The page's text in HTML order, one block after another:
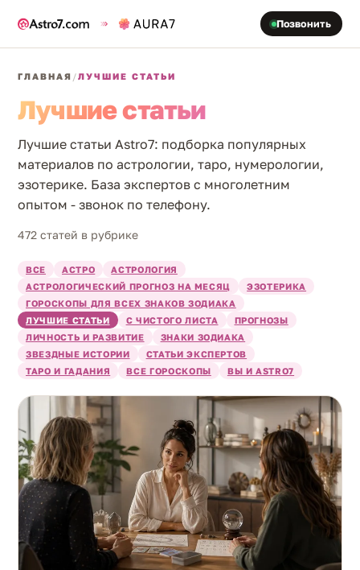
Позвонить
ГЛАВНАЯ /ЛУЧШИЕ СТАТЬИ
Лучшие статьи
Лучшие статьи Astro7: подборка популярных
материалов по астрологии, таро, нумерологии,
эзотерике. База экспертов с многолетним
опытом - звонок по телефону.
472 статей в рубрике
ВСЕ АСТРО
АСТРОЛОГИЯ
АСТРОЛОГИЧЕСКИЙ ПРОГНОЗ НА МЕСЯЦ
ЭЗОТЕРИКА
ГОРОСКОПЫ ДЛЯ ВСЕХ ЗНАКОВ ЗОДИАКА
ЛУЧШИЕ СТАТЬИ
С ЧИСТОГО ЛИСТА
ПРОГНОЗЫ
ЛИЧНОСТЬ И РАЗВИТИЕ
ЗНАКИ ЗОДИАКА
ЗВЕЗДНЫЕ ИСТОРИИ
СТАТЬИ ЭКСПЕРТОВ
ТАРО И ГАДАНИЯ
ВСЕ ГОРОСКОПЫ ВЫ И ASTRO7